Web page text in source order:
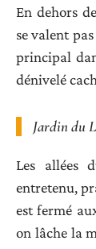
En dehors
se valent
principal
dénivelé
Jardin du
Les allées
entretenu,
est fermé
on lâche la